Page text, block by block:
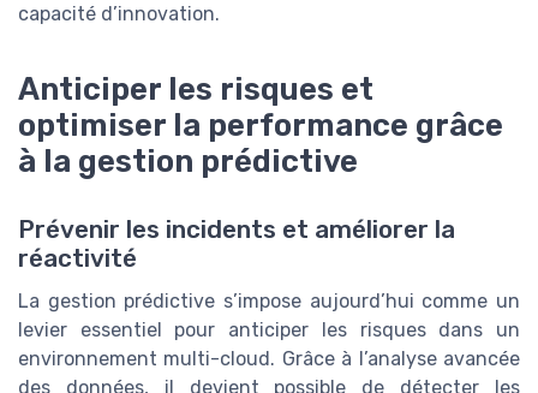
capacité d’innovation.
Anticiper les risques et
optimiser la performance grâce
à la gestion prédictive
Prévenir les incidents et améliorer la
réactivité
La gestion prédictive s’impose aujourd’hui comme un
levier essentiel pour anticiper les risques dans un
environnement multi-cloud. Grâce à l’analyse avancée
des données, il devient possible de détecter les